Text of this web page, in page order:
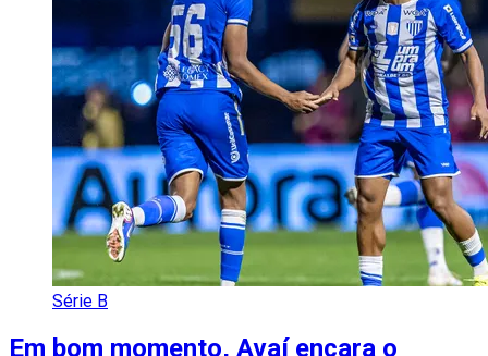
Série B
Em bom momento, Avaí encara o